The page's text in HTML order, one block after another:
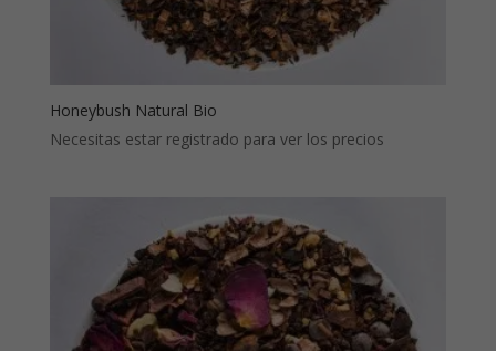
Honeybush Natural Bio
Necesitas estar registrado para ver los precios